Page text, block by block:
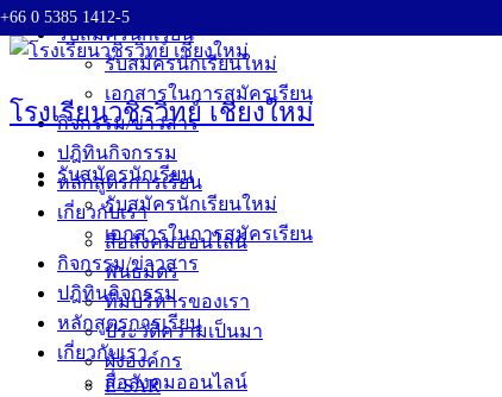
Skip
to
+66 0 5385 1412-5
โรงเรียนวชิรวิทย์ เชียงใหม่
รับสมัครนักเรียน
รับสมัครนักเรียนใหม่
เอกสารในการสมัครเรียน
กิจกรรม/ข่าวสาร
ปฎิทินกิจกรรม
หลักสูตรการเรียน
เกี่ยวกับเรา
สื่อสังคมออนไลน์
รับสมัครนักเรียน
รับสมัครนักเรียนใหม่
เอกสารในการสมัครเรียน
กิจกรรม/ข่าวสาร
ปฎิทินกิจกรรม
หลักสูตรการเรียน
เกี่ยวกับเรา
สื่อสังคมออนไลน์
พันธมิตร
ทีมบริหารของเรา
ประวัติความเป็นมา
ผังองค์กร
E-SAR